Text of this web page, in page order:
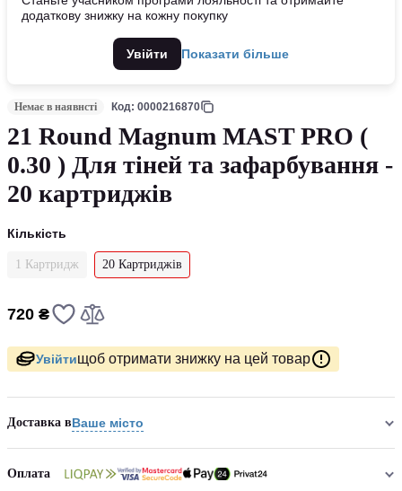
додаткову знижку на кожну покупку
Увійти Показати більше
Немає в наявнсті Код: 0000216870
21 Round Magnum MAST PRO (
0.30 ) Для тіней та зафарбування -
20 картриджів
Кількість
1 Картридж 20 Картриджів
720 ₴
Увійтищоб отримати знижку на цей товар
Доставка вВаше місто
Оплата